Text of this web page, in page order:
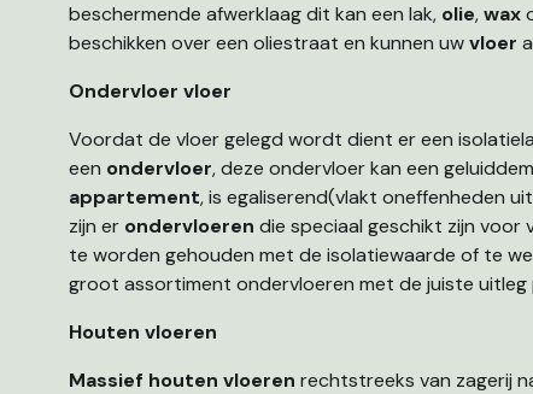
beschermende afwerklaag dit kan een lak, olie,wax
beschikken over een oliestraat en kunnen uwvloer
Ondervloer vloer
Voordat de vloer gelegd wordt dient er een
een ondervloer, deze ondervloer kan een
appartement, is egaliserend(vlakt oneffenheden
zijn er ondervloeren die speciaal geschikt zijn voor
te worden gehouden met de isolatiewaarde of te
groot assortiment ondervloeren met de juiste uitleg
Houten vloeren
Massief houten vloeren rechtstreeks van zagerij